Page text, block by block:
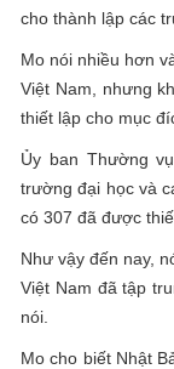
cho thành lập các
Mo nói nhiều hơn
Việt Nam, nhưng
thiết lập cho mục
Ủy ban Thường
trường đại học và
có 307 đã được
Như vậy đến nay,
Việt Nam đã tập
nói.
Mo cho biết Nhật